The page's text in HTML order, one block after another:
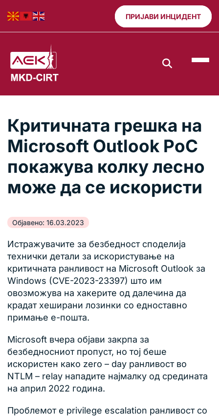
ПРИЈАВИ ИНЦИДЕНТ
Критичната грешка на
Microsoft Outlook PoC
покажува колку лесно
може да се искористи
Објавено: 16.03.2023
Истражувачите за безбедност споделија
технички детали за искористување на
критичната ранливост на Microsoft Outlook за
Windows (CVE-2023-23397) што им
овозможува на хакерите од далечина да
крадат хеширани лозинки со едноставно
примање е-пошта.
Microsoft вчера објави закрпа за
безбедносниот пропуст, но тој беше
искористен како zero – day ранливост во
NTLM – relay нападите најмалку од средината
на април 2022 година.
Проблемот е privilege escalation ранливост со